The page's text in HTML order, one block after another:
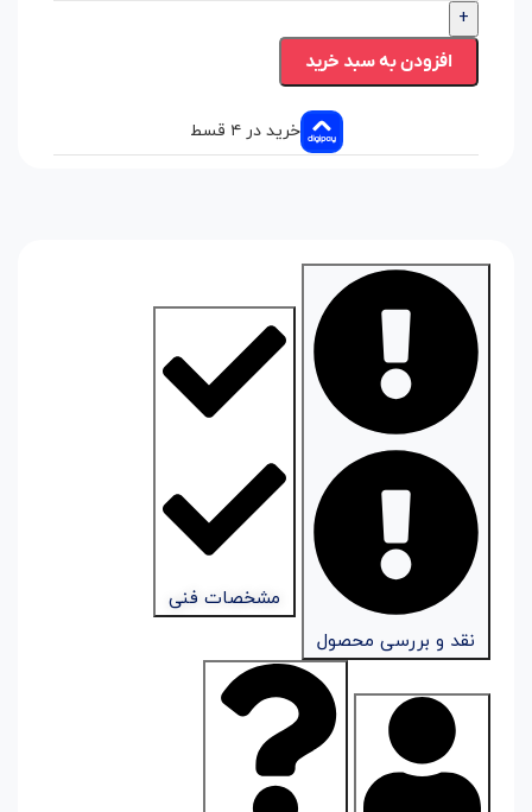
+
افزودن به سبد خرید
خرید در ۴ قسط
نقد و بررسی محصول
مشخصات فنی